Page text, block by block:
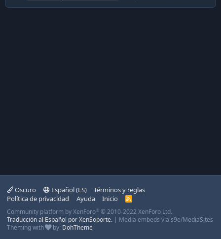
Oscuro Español (ES)
Términos y reglas
Política de privacidad
Ayuda Inicio
R
S
Community platform by XenForo® © 2010-2022 XenForo Ltd.
Traducción al Español por XenSoporte. | Media embeds via s9e/MediaSites
Theming with
by: DohTheme